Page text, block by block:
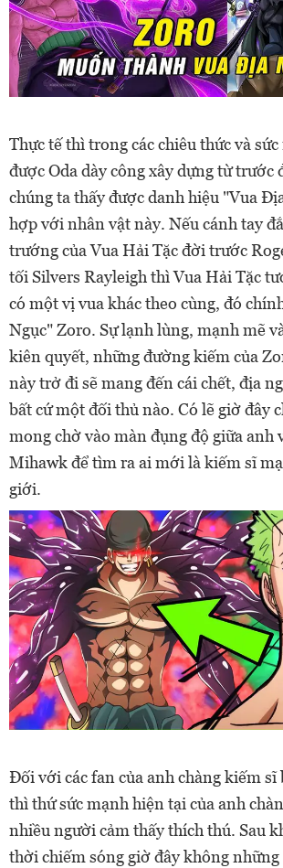
Thực tế thì trong các chiêu thức và
được Oda dày công xây dựng từ trước
chúng ta thấy được danh hiệu "Vua
hợp với nhân vật này. Nếu cánh tay
trướng của Vua Hải Tặc đời trước
tối Silvers Rayleigh thì Vua Hải Tặc
có một vị vua khác theo cùng, đó
Ngục" Zoro. Sự lạnh lùng, mạnh mẽ
kiên quyết, những đường kiếm của
này trở đi sẽ mang đến cái chết, địa
bất cứ một đối thủ nào. Có lẽ giờ đây
mong chờ vào màn đụng độ giữa anh
Mihawk để tìm ra ai mới là kiếm sĩ
giới.
Đối với các fan của anh chàng kiếm
thì thứ sức mạnh hiện tại của anh
nhiều người cảm thấy thích thú. Sau
thời chiếm sóng giờ đây không